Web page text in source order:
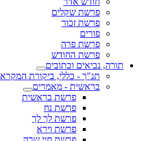
פרשת שקלים
פרשת זכור
פורים
פרשת פרה
פרשת החודש
תורה, נביאים וכתובים
תנ"ך - כללי, ביקורת המקרא
בראשית - מאמרים
פרשת בראשית
פרשת נח
פרשת לך לך
פרשת וירא